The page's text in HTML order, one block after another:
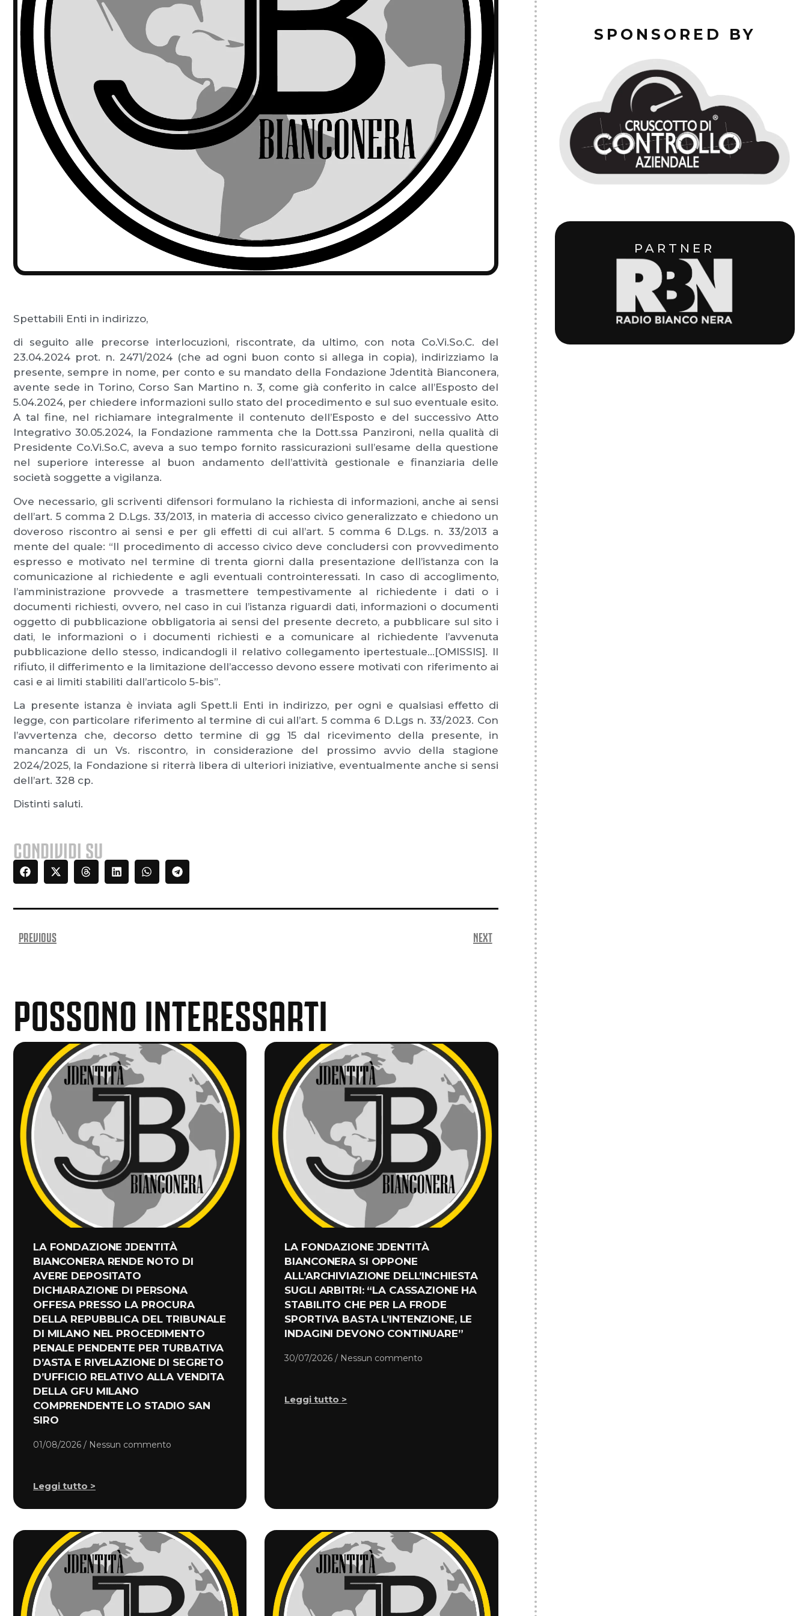
SPONSORED BY
PARTNER
Spettabili Enti in indirizzo,
di seguito alle precorse interlocuzioni, riscontrate, da ultimo, con nota Co.Vi.So.C. del
23.04.2024 prot. n. 2471/2024 (che ad ogni buon conto si allega in copia), indirizziamo la
presente, sempre in nome, per conto e su mandato della Fondazione Jdentità Bianconera,
avente sede in Torino, Corso San Martino n. 3, come già conferito in calce all’Esposto del
5.04.2024, per chiedere informazioni sullo stato del procedimento e sul suo eventuale esito.
A tal fine, nel richiamare integralmente il contenuto dell’Esposto e del successivo Atto
Integrativo 30.05.2024, la Fondazione rammenta che la Dott.ssa Panzironi, nella qualità di
Presidente Co.Vi.So.C, aveva a suo tempo fornito rassicurazioni sull’esame della questione
nel superiore interesse al buon andamento dell’attività gestionale e finanziaria delle
società soggette a vigilanza.
Ove necessario, gli scriventi difensori formulano la richiesta di informazioni, anche ai sensi
dell’art. 5 comma 2 D.Lgs. 33/2013, in materia di accesso civico generalizzato e chiedono un
doveroso riscontro ai sensi e per gli effetti di cui all’art. 5 comma 6 D.Lgs. n. 33/2013 a
mente del quale: “Il procedimento di accesso civico deve concludersi con provvedimento
espresso e motivato nel termine di trenta giorni dalla presentazione dell’istanza con la
comunicazione al richiedente e agli eventuali controinteressati. In caso di accoglimento,
l’amministrazione provvede a trasmettere tempestivamente al richiedente i dati o i
documenti richiesti, ovvero, nel caso in cui l’istanza riguardi dati, informazioni o documenti
oggetto di pubblicazione obbligatoria ai sensi del presente decreto, a pubblicare sul sito i
dati, le informazioni o i documenti richiesti e a comunicare al richiedente l’avvenuta
pubblicazione dello stesso, indicandogli il relativo collegamento ipertestuale…[OMISSIS]. Il
rifiuto, il differimento e la limitazione dell’accesso devono essere motivati con riferimento ai
casi e ai limiti stabiliti dall’articolo 5-bis”.
La presente istanza è inviata agli Spett.li Enti in indirizzo, per ogni e qualsiasi effetto di
legge, con particolare riferimento al termine di cui all’art. 5 comma 6 D.Lgs n. 33/2023. Con
l’avvertenza che, decorso detto termine di gg 15 dal ricevimento della presente, in
mancanza di un Vs. riscontro, in considerazione del prossimo avvio della stagione
2024/2025, la Fondazione si riterrà libera di ulteriori iniziative, eventualmente anche si sensi
dell’art. 328 cp.
Distinti saluti.
CONDIVIDI SU
PREVIOUS NEXT
POSSONO INTERESSARTI
LA FONDAZIONE JDENTITÀ
BIANCONERA RENDE NOTO DI
AVERE DEPOSITATO
DICHIARAZIONE DI PERSONA
OFFESA PRESSO LA PROCURA
DELLA REPUBBLICA DEL TRIBUNALE
DI MILANO NEL PROCEDIMENTO
PENALE PENDENTE PER TURBATIVA
D’ASTA E RIVELAZIONE DI SEGRETO
D’UFFICIO RELATIVO ALLA VENDITA
DELLA GFU MILANO
COMPRENDENTE LO STADIO SAN
SIRO
01/08/2026 Nessun commento
Leggi tutto >
LA FONDAZIONE JDENTITÀ
BIANCONERA SI OPPONE
ALL’ARCHIVIAZIONE DELL’INCHIESTA
SUGLI ARBITRI: “LA CASSAZIONE HA
STABILITO CHE PER LA FRODE
SPORTIVA BASTA L’INTENZIONE, LE
INDAGINI DEVONO CONTINUARE”
30/07/2026 Nessun commento
Leggi tutto >